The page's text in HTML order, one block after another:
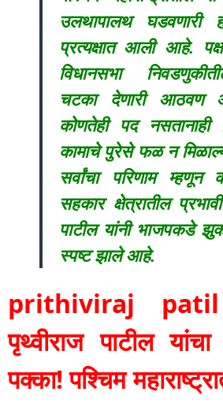
उलथापालथ घडवणारी
प्रत्यक्षात आली आहे.
विधानसभा
चटका देणारी आठवण
कोणतेही पद नसतानाही
कामाचे पुरेसे फळ न
सर्वांचा परिणाम
सहकार क्षेत्रातील
पाटील यांनी भाजपकडे
स्पष्ट झाले आहे.
prithiviraj
पृथ्वीराज पाटील
पक्का! पश्चिम